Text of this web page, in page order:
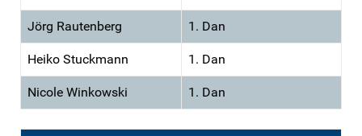
Jörg Rautenberg 1. Dan
Heiko Stuckmann 1. Dan
Nicole Winkowski 1. Dan